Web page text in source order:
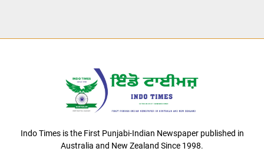
Indo Times is the First Punjabi-Indian Newspaper published in
Australia and New Zealand Since 1998.